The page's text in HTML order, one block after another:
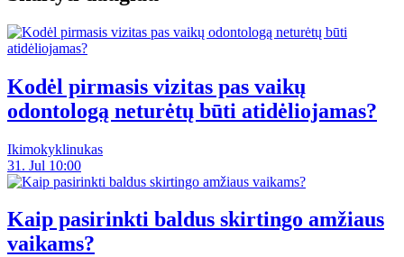
Kodėl pirmasis vizitas pas vaikų
odontologą neturėtų būti atidėliojamas?
Ikimokyklinukas
31. Jul 10:00
Kaip pasirinkti baldus skirtingo amžiaus
vaikams?